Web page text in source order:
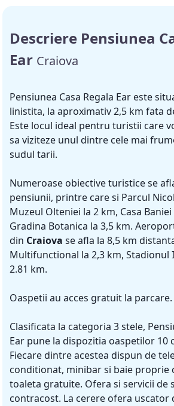
Descriere Pensiunea
Ear Craiova
Pensiunea Casa Regala Ear este
linistita, la aproximativ 2,5 km fata
Este locul ideal pentru turistii care
sa viziteze unul dintre cele mai
sudul tarii.
Numeroase obiective turistice se
pensiunii, printre care si Parcul
Muzeul Olteniei la 2 km, Casa Baniei
Gradina Botanica la 3,5 km.
din Craiova se afla la 8,5 km
Multifunctional la 2,3 km, Stadionul
2.81 km.
Oaspetii au acces gratuit la parcare.
Clasificata la categoria 3 stele,
Ear pune la dispozitia oaspetilor 10
Fiecare dintre acestea dispun de
conditionat, minibar si baie proprie
toaleta gratuite. Ofera si servicii de
contracost. La cerere ofera uscator